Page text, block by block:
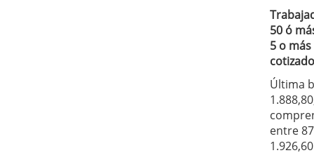
50 ó
5 o
Última
entre